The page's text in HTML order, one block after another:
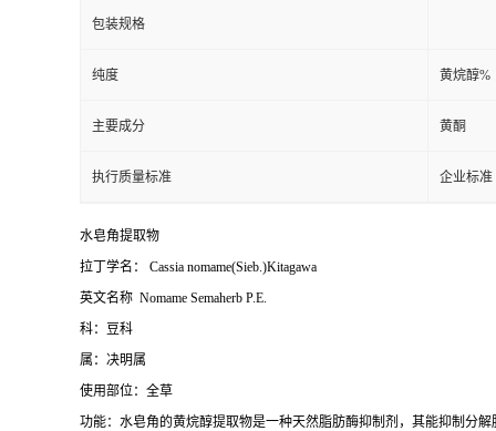
包装规格
纯度 黄烷醇%
主要成分 黄酮
执行质量标准 企业标准
水皂角提取物
拉丁学名： Cassia nomame(Sieb.)Kitagawa
英文名称 Nomame Semaherb P.E.
科：豆科
属：决明属
使用部位：全草
功能：水皂角的黄烷醇提取物是一种天然脂肪酶抑制剂，其能抑制分